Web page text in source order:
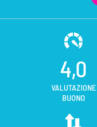
4,0
VALUTAZIONE
BUONO